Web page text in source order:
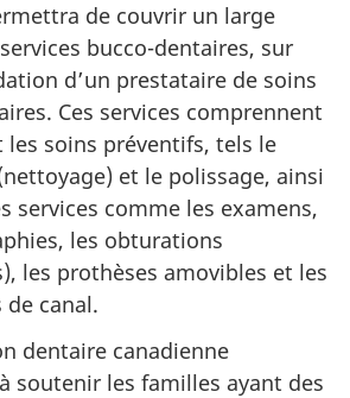
de couvrir un large
bucco-dentaires, sur
d’un prestataire de soins
Ces services comprennent
soins préventifs, tels le
et le polissage, ainsi
services comme les examens,
les obturations
les prothèses amovibles et les
canal.
dentaire canadienne
soutenir les familles ayant des